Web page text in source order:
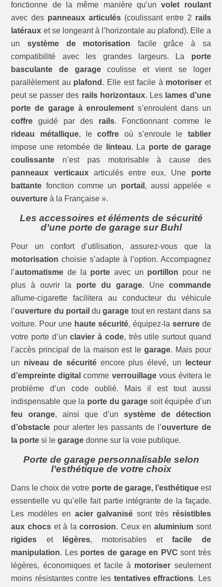
fonctionne de la même manière qu’unvolet roulant
avec des panneaux articulés (coulissant entre 2 rails
latéraux et se longeant à l’horizontale au plafond). Elle a
unsystème de motorisation facile grâce à sa
compatibilité avec les grandes largeurs. La porte
basculante de garagecoulisse et vient se loger
parallèlement au plafond . Elle est facile à motoriser et
peut se passer des rails horizontaux. Les lames d’une
porte de garage à enroulement s’enroulent dans un
coffre guidé par des rails. Fonctionnant comme le
rideau métallique, lecoffre où s’enroule le tablier
impose une retombée de
linteau. La porte de garage
coulissante n’est pas motorisable à cause des
panneaux verticauxarticulés entre eux. Une porte
battante fonction comme un portail , aussi appelée «
ouverture à la Française ».
Les accessoires et éléments de sécurité
d’une porte de garage sur Buhl
Pour un confort d’utilisation, assurez-vous que la
motorisation choisie s’adapte à l’option. Accompagnez
l’automatisme de la porte avec un portillon pour ne
plus à ouvrir la porte du garage. Une commande
allume-cigarette facilitera au conducteur du véhicule
l’ouverture du portail dugarage tout en restant dans sa
voiture. Pour une haute sécurité, équipez-la serrurede
votre porte d’unclavier à code, très utile surtout quand
l’accès principal de la maison est le garage. Mais pour
un niveau de sécuritéencore plus élevé, un
lecteur
d’empreinte digital comme verrouillagevous évitera le
problème d’un code oublié. Mais il est tout aussi
indispensable que la porte du garage soit équipée d’un
feu orange, ainsi que d’unsystème de détection
d’obstacle pour alerter les passants de l’ouverture de
la porte si legarage donne sur la voie publique.
Porte de garage personnalisable selon
l’esthétique de votre choix
Dans le choix de votre porte de garage, l’esthétiqueest
essentielle vu qu’elle fait partie intégrante de la façade.
Les modèles en acier galvanisé sont très résistibles
aux chocset à lacorrosion. Ceux enaluminium sont
rigides et légères, motorisables etfacile de
manipulation. Les portes de garage en PVC sont très
légères, économiques et facile à motoriser seulement
moins résistantes contre les tentatives effractions. Les